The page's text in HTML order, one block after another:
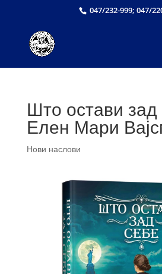
047/232-999; 047/
Што остави зад
Елен Мари
Нови наслови